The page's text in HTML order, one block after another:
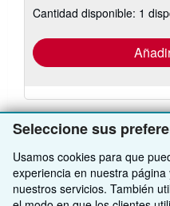
Seleccione sus
Usamos cookies para que
experiencia en nuestra
nuestros servicios. También
las
Cantidad disponible: 1